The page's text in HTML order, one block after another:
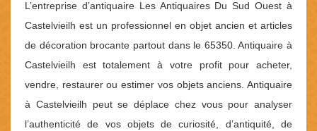
L’entreprise d’antiquaire Les Antiquaires Du Sud Ouest à
Castelvieilh est un professionnel en objet ancien et articles
de décoration brocante partout dans le 65350. Antiquaire à
Castelvieilh est totalement à votre profit pour acheter,
vendre, restaurer ou estimer vos objets anciens. Antiquaire
à Castelvieilh peut se déplace chez vous pour analyser
l’authenticité de vos objets de curiosité, d’antiquité, de